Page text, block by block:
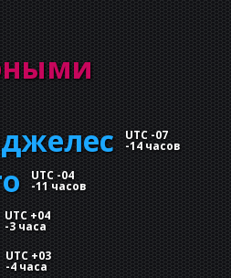
UTC -07
-14 часов
UTC -04
-11 часов
UTC +04
-3 часа
UTC +03
-4 часа